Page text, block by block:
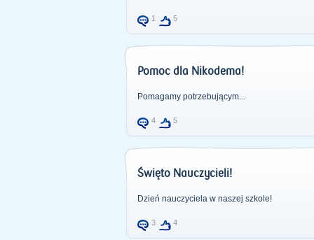
1 5
Pomoc dla Nikodema!
Pomagamy potrzebującym...
4 5
Święto Nauczycieli!
Dzień nauczyciela w naszej szkole!
3 4